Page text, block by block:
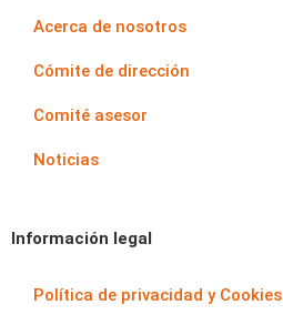
Acerca de nosotros
Cómite de dirección
Comité asesor
Noticias
Información legal
Política de privacidad y Cookies